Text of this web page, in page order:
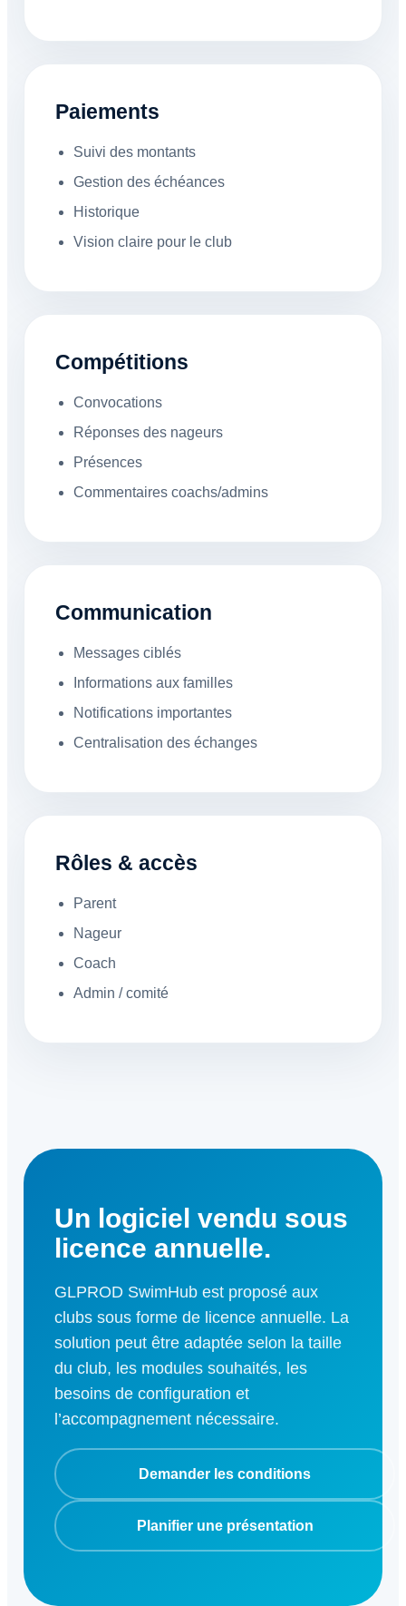
Paiements
Suivi des montants
Gestion des échéances
Historique
Vision claire pour le club
Compétitions
Convocations
Réponses des nageurs
Présences
Commentaires coachs/admins
Communication
Messages ciblés
Informations aux familles
Notifications importantes
Centralisation des échanges
Rôles & accès
Parent
Nageur
Coach
Admin / comité
Un logiciel vendu sous
licence annuelle.
GLPROD SwimHub est proposé aux
clubs sous forme de licence annuelle. La
solution peut être adaptée selon la taille
du club, les modules souhaités, les
besoins de configuration et
l’accompagnement nécessaire.
Demander les conditions
Planifier une présentation